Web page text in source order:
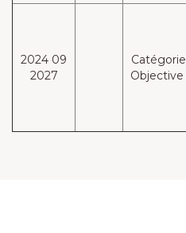
2024 09
2027
Catégorie
Objective